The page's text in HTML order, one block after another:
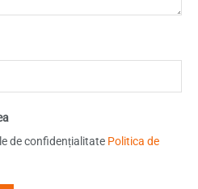
de confidențialitate Politica de